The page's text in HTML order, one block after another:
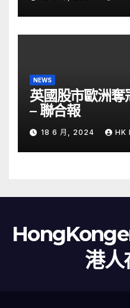
NEWS
英國股市歐洲奪
– 聯合報
18 6 月, 2024 HK
港人